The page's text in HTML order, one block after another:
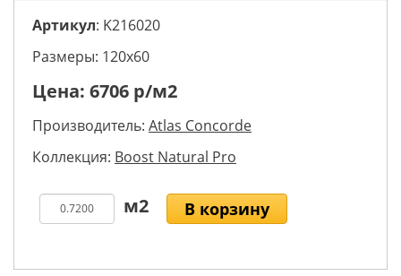
Артикул: K216020
Размеры: 120х60
Цена: 6706 р/м2
Производитель: Atlas Concorde
Коллекция: Boost Natural Pro
В корзину